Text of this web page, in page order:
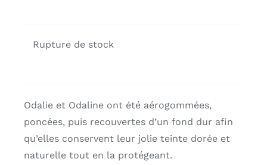
Rupture de stock
Odalie et Odaline ont été aérogommées,
poncées, puis recouvertes d’un fond dur afin
qu’elles conservent leur jolie teinte dorée et
naturelle tout en la protégeant.